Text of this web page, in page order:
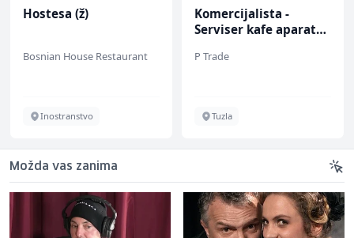
Hostesa (ž)
Bosnian House Restaurant
Inostranstvo
Komercijalista -
Serviser kafe aparata
P Trade
Tuzla
Možda vas zanima